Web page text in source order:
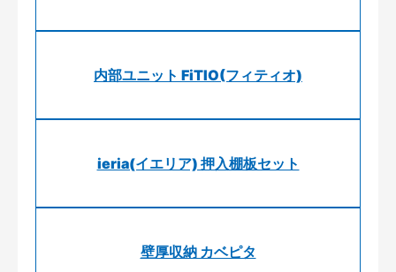
内部ユニット FiTIO(フィティオ)
ieria(イエリア) 押入棚板セット
壁厚収納 カベピタ